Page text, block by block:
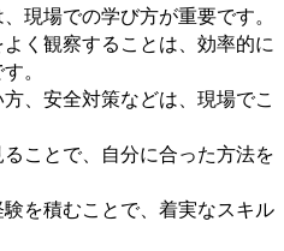
現場での学び方が重要です。
く観察することは、効率的に
。
、安全対策などは、現場でこ
ことで、自分に合った方法を
を積むことで、着実なスキル